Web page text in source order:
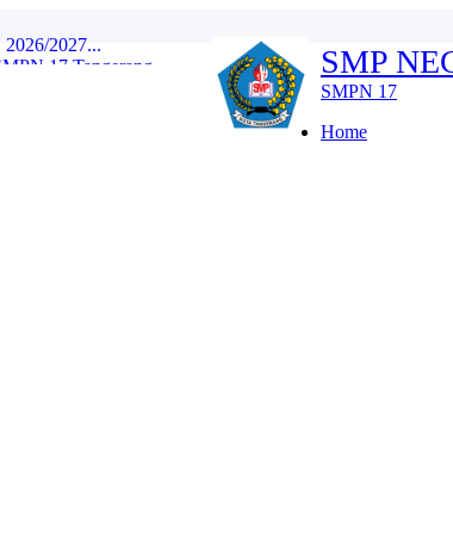
17 Tangerang...
Berkarakter dan...
Generasi Sehat...
SMP
SMPN 17
Home